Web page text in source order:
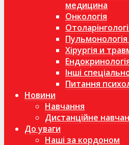
медицина
Онкологія
Пульмонологія
Хірургія и
Інші
Питання
Новини
Навчання
Дистанційне
До уваги
Наші за кордоном